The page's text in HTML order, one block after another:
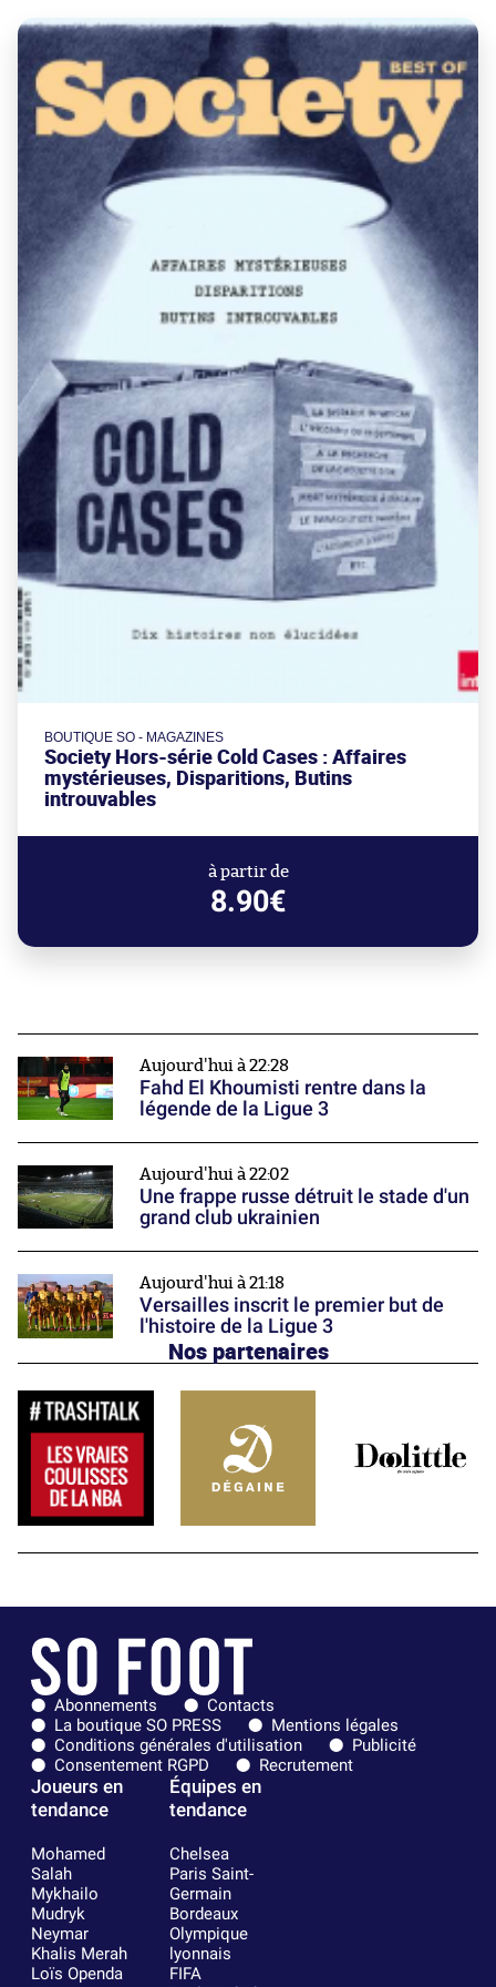
BOUTIQUE SO - MAGAZINES
Society Hors-série Cold Cases : Affaires
mystérieuses, Disparitions, Butins
introuvables
à partir de
8.90€
Aujourd'hui à 22:28
Fahd El Khoumisti rentre dans la
légende de la Ligue 3
Aujourd'hui à 22:02
Une frappe russe détruit le stade d'un
grand club ukrainien
Aujourd'hui à 21:18
Versailles inscrit le premier but de
l'histoire de la Ligue 3
Nos partenaires
Abonnements
Contacts
La boutique SO PRESS
Mentions légales
Conditions générales d'utilisation
Publicité
Consentement RGPD
Recrutement
Joueurs en
tendance
Mohamed
Salah
Mykhailo
Mudryk
Neymar
Khalis Merah
Loïs Openda
Équipes en
tendance
Chelsea
Paris Saint-
Germain
Bordeaux
Olympique
lyonnais
FIFA